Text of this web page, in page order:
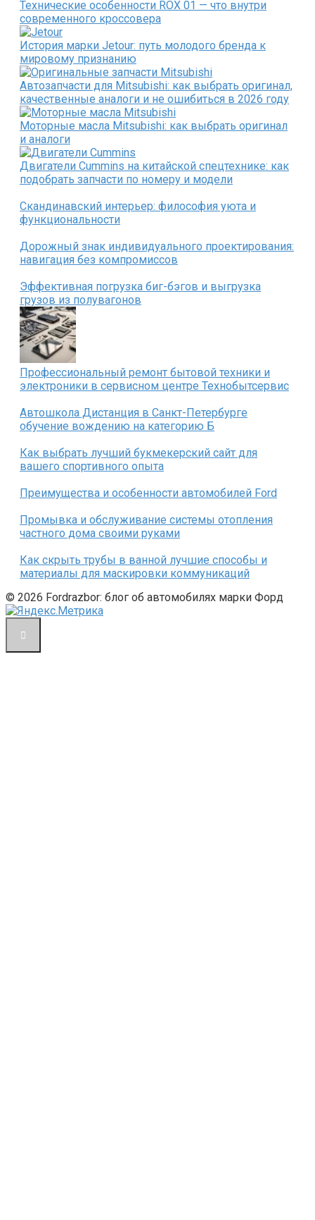
Технические особенности ROX 01 — что внутри
современного кроссовера
История марки Jetour: путь молодого бренда к
мировому признанию
Автозапчасти для Mitsubishi: как выбрать оригинал,
качественные аналоги и не ошибиться в 2026 году
Моторные масла Mitsubishi: как выбрать оригинал
и аналоги
Двигатели Cummins на китайской спецтехнике: как
подобрать запчасти по номеру и модели
Скандинавский интерьер: философия уюта и
функциональности
Дорожный знак индивидуального проектирования:
навигация без компромиссов
Эффективная погрузка биг-бэгов и выгрузка
грузов из полувагонов
Профессиональный ремонт бытовой техники и
электроники в сервисном центре Технобытсервис
Автошкола Дистанция в Санкт-Петербурге
обучение вождению на категорию Б
Как выбрать лучший букмекерский сайт для
вашего спортивного опыта
Преимущества и особенности автомобилей Ford
Промывка и обслуживание системы отопления
частного дома своими руками
Как скрыть трубы в ванной лучшие способы и
материалы для маскировки коммуникаций
© 2026 Fordrazbor: блог об автомобилях марки Форд